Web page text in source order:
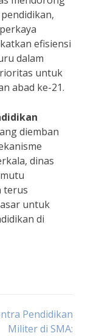
efisiensi
dalam
untuk
abad ke-21.
diemban
dinas
terus
untuk
di
Pendidikan
Militer di SMA: